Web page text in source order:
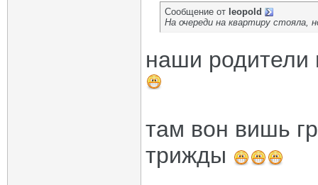
Сообщение от leopold
На очереди на квартиру стояла,
наши родители
там вон вишь
трижды